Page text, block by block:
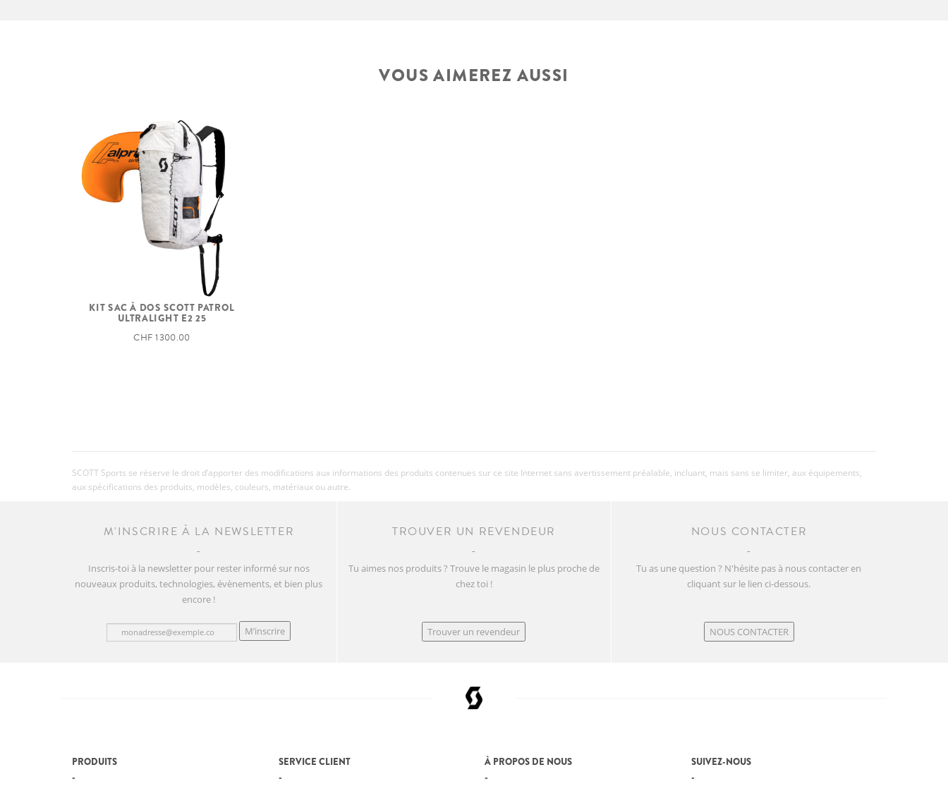
VOUS AIMEREZ AUSSI
KIT SAC À DOS SCOTT PATROL
ULTRALIGHT E2 25
CHF 1 300.00
SCOTT Sports se réserve le droit d’apporter des modifications aux informations des produits contenues sur ce site Internet sans avertissement préalable, incluant, mais sans se limiter, aux équipements,
aux spécifications des produits, modèles, couleurs, matériaux ou autre.
M'INSCRIRE À LA NEWSLETTER
Inscris-toi à la newsletter pour rester informé sur nos
nouveaux produits, technologies, évènements, et bien plus
encore !
M’inscrire
TROUVER UN REVENDEUR
Tu aimes nos produits ? Trouve le magasin le plus proche de
chez toi !
Trouver un revendeur
NOUS CONTACTER
Tu as une question ? N'hésite pas à nous contacter en
cliquant sur le lien ci-dessous.
NOUS CONTACTER
PRODUITS SERVICE CLIENT À PROPOS DE NOUS SUIVEZ-NOUS